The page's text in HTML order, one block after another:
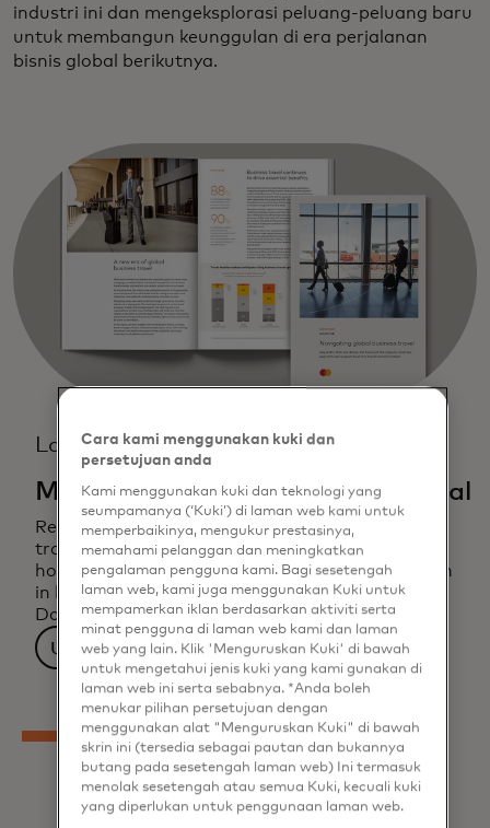
industri ini dan mengeksplorasi peluang-peluang baru
untuk membangun keunggulan di era perjalanan
bisnis global berikutnya.
Laporan
Menavigasi perjalanan bisnis global
Read the Mastercard white paper on business
travel trends. This 2023 research study reveals
how payment solutions can drive transformation
in business travel across key global markets.
Download the white paper for valuable findings.
Unduh sekarang
Cara kami menggunakan kuki dan
persetujuan anda
Kami menggunakan kuki dan teknologi yang
seumpamanya (‘Kuki’) di laman web kami untuk
memperbaikinya, mengukur prestasinya,
memahami pelanggan dan meningkatkan
pengalaman pengguna kami. Bagi sesetengah
laman web, kami juga menggunakan Kuki untuk
mempamerkan iklan berdasarkan aktiviti serta
minat pengguna di laman web kami dan laman
web yang lain. Klik 'Menguruskan Kuki' di bawah
untuk mengetahui jenis kuki yang kami gunakan di
laman web ini serta sebabnya. *Anda boleh
menukar pilihan persetujuan dengan
menggunakan alat "Menguruskan Kuki" di bawah
skrin ini (tersedia sebagai pautan dan bukannya
butang pada sesetengah laman web) Ini termasuk
menolak sesetengah atau semua Kuki, kecuali kuki
yang diperlukan untuk penggunaan laman web.